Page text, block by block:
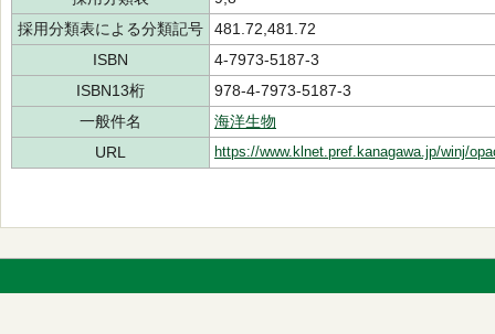
採用分類表による分類記号
481.72,481.72
ISBN
4-7973-5187-3
ISBN13桁
978-4-7973-5187-3
一般件名
海洋生物
URL
https://www.klnet.pref.kanagawa.jp/winj/